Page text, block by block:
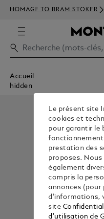
HOMAGE TO BRAM STOKER
Accueil
hidden
Le présent site
cookies et
pour garantir le
fonctionnement
prestation des
proposes. Nous
également
compris la
annonces (pour
d'informations,
site
d'utilisation de